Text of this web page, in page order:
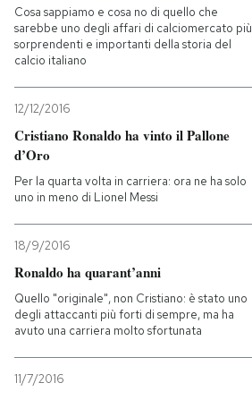
Cosa sappiamo e cosa no di quello che
sarebbe uno degli affari di calciomercato più
sorprendenti e importanti della storia del
calcio italiano
12/12/2016
Cristiano Ronaldo ha vinto il Pallone
d’Oro
Per la quarta volta in carriera: ora ne ha solo
uno in meno di Lionel Messi
18/9/2016
Ronaldo ha quarant’anni
Quello "originale", non Cristiano: è stato uno
degli attaccanti più forti di sempre, ma ha
avuto una carriera molto sfortunata
11/7/2016